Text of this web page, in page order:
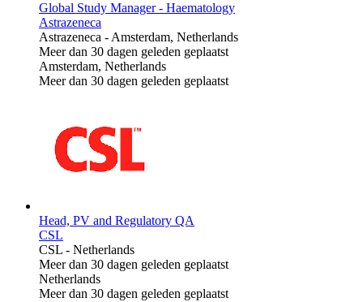
Global Study Manager - Haematology
Astrazeneca
Astrazeneca -Amsterdam, Netherlands
Meer dan 30 dagen geleden geplaatst
Amsterdam, Netherlands
Meer dan 30 dagen geleden geplaatst
Head, PV and Regulatory QA
CSL
CSL - Netherlands
Meer dan 30 dagen geleden geplaatst
Netherlands
Meer dan 30 dagen geleden geplaatst